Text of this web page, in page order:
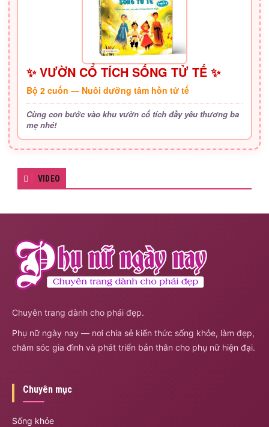
✨ VƯỜN CỔ TÍCH SỐNG TỬ TẾ ✨
Bộ 2 cuốn — Nuôi dưỡng tâm hồn tử tế
Cùng con bước vào khu vườn cổ tích đầy yêu thương ba
mẹ nhé!
VIDEO
Chuyên trang dành cho phái đẹp.
Phụ nữ ngày nay — nơi chia sẻ kiến thức sống khỏe, làm đẹp,
chăm sóc gia đình và phát triển bản thân cho phụ nữ hiện đại.
Chuyên mục
Sống khỏe